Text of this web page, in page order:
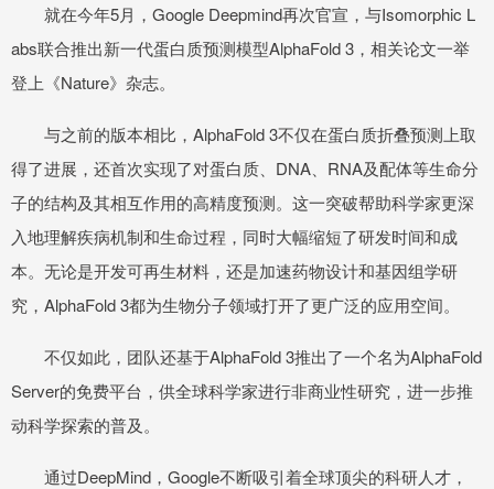
就在今年5月，Google Deepmind再次官宣，与Isomorphic L
abs联合推出新一代蛋白质预测模型AlphaFold 3，相关论文一举
登上《Nature》杂志。
与之前的版本相比，AlphaFold 3不仅在蛋白质折叠预测上取
得了进展，还首次实现了对蛋白质、DNA、RNA及配体等生命分
子的结构及其相互作用的高精度预测。这一突破帮助科学家更深
入地理解疾病机制和生命过程，同时大幅缩短了研发时间和成
本。无论是开发可再生材料，还是加速药物设计和基因组学研
究，AlphaFold 3都为生物分子领域打开了更广泛的应用空间。
不仅如此，团队还基于AlphaFold 3推出了一个名为AlphaFold
Server的免费平台，供全球科学家进行非商业性研究，进一步推
动科学探索的普及。
通过DeepMind，Google不断吸引着全球顶尖的科研人才，